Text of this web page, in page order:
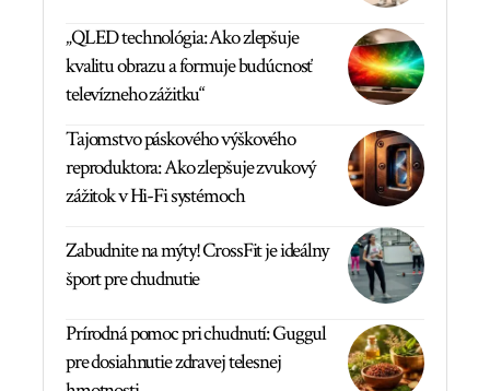
„QLED technológia: Ako zlepšuje
kvalitu obrazu a formuje budúcnosť
televízneho zážitku“
Tajomstvo páskového výškového
reproduktora: Ako zlepšuje zvukový
zážitok v Hi-Fi systémoch
Zabudnite na mýty! CrossFit je ideálny
šport pre chudnutie
Prírodná pomoc pri chudnutí: Guggul
pre dosiahnutie zdravej telesnej